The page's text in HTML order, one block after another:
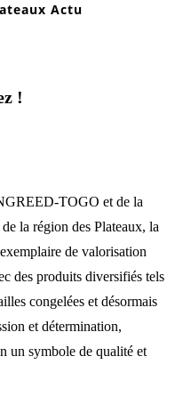
Actu
!
TOGO et de la
la région des Plateaux, la
de valorisation
des produits diversifiés tels
congelées et désormais
et détermination,
un symbole de qualité et